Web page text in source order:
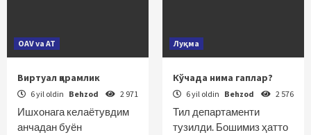
OAV va AT
Виртуал қарамлик
6 yil oldin Behzod 2 971
Ишхонага келаётувдим
анчадан буён
Луқма
Кўчада нима гаплар?
6 yil oldin Behzod 2 576
Тил департаменти
тузилди. Бошимиз ҳатто